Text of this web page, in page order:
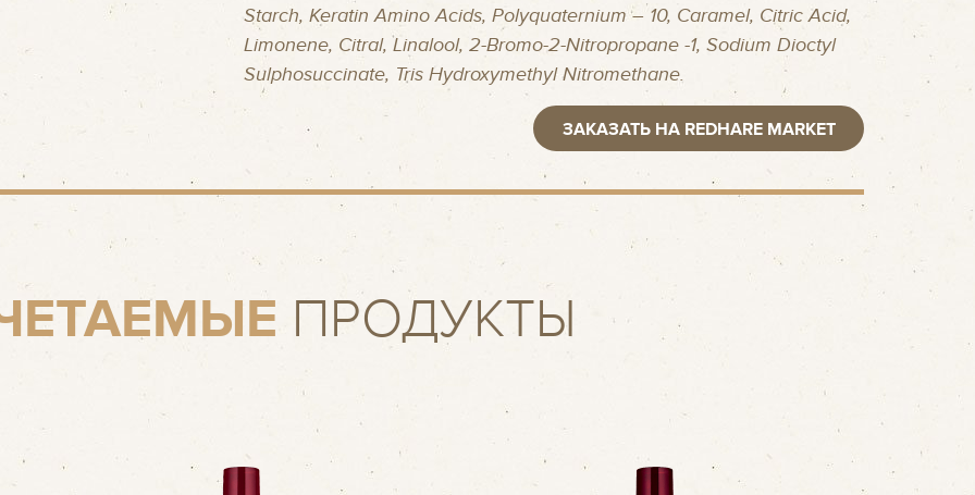
Starch, Keratin Amino Acids, Polyquaternium – 10, Caramel, Citric Acid,
Limonene, Citral, Linalool, 2-Bromo-2-Nitropropane -1, Sodium Dioctyl
Sulphosuccinate, Tris Hydroxymethyl Nitromethane.
ЗАКАЗАТЬ НА REDHARE MARKET
ПРОДУКТЫ